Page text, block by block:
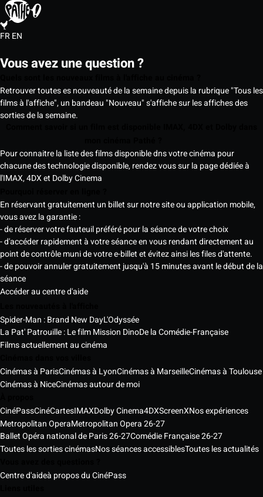
FREN
Vous avez une question ?
Retrouver toutes es nouveauté de la semaine depuis la rubrique "Tous les
films à l'affiche", un bandeau "Nouveau" s'affiche sur les affiches des
sorties de la semaine.
Pour connaitre la liste des films disponible dns votre cinéma pour
chacune des technologie disponible, rendez vous sur la page dédiée à
l'IMAX, 4DX et Dolby Cinema
En réservant gratuitement un billet sur notre site ou application mobile,
vous avez la garantie :
- de réserver votre fauteuil préféré pour la séance de votre choix
- d'accéder rapidement à votre séance en vous rendant directement au
point de contrôle muni de votre e-billet et évitez ainsi les files d'attente.
- de pouvoir annuler gratuitement jusqu'à 15 minutes avant le début de la
séance
Accéder au centre d'aide
Spider-Man : Brand New DayL'Odyssée
La Pat' Patrouille : Le film Mission DinoDe la Comédie-Française
Films actuellement au cinéma
Cinémas à ParisCinémas à LyonCinémas à MarseilleCinémas à Toulouse
Cinémas à NiceCinémas autour de moi
CinéPassCinéCartesIMAXDolby Cinema4DXScreenXNos expériences
Metropolitan OperaMetropolitan Opera 26-27
Ballet Opéra national de Paris 26-27Comédie Française 26-27
Toutes les sorties cinémasNos séances accessiblesToutes les actualités
Centre d'aideà propos du CinéPass